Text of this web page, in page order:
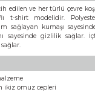
edilen ve her türlü çevre
t-shirt modelidir.
kumaşı sayesinde
sayesinde gizlilik sağlar.
ikiz omuz cepleri